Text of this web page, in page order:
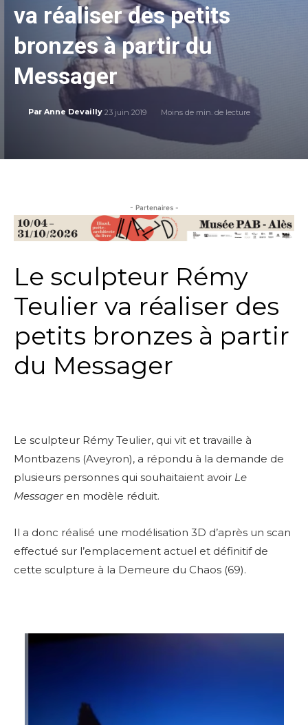
va réaliser des petits
bronzes à partir du
Messager
Par Anne Devailly 23 juin 2019 Moins de min. de lecture
- Partenaires -
Le sculpteur Rémy
Teulier va réaliser des
petits bronzes à partir
du Messager
Le sculpteur Rémy Teulier, qui vit et travaille à
Montbazens (Aveyron), a répondu à la demande de
plusieurs personnes qui souhaitaient avoir Le
Messageren modèle réduit.
Il a donc réalisé une modélisation 3D d’après un scan
effectué sur l’emplacement actuel et définitif de
cette sculpture à la Demeure du Chaos (69).